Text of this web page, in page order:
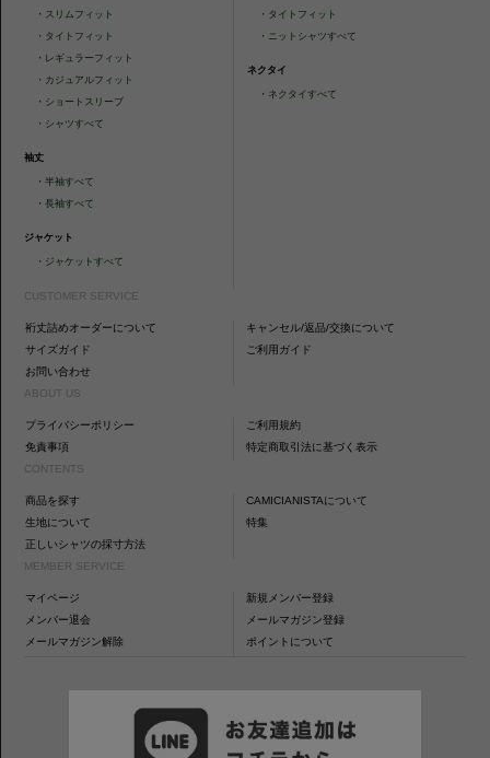
・ スリムフィット
・ タイトフィット
・ レギュラーフィット
・ カジュアルフィット
・ ショートスリーブ
・ シャツすべて
袖丈
・半袖すべて
・長袖すべて
ジャケット
・ ジャケットすべて
・ タイトフィット
・ ニットシャツすべて
ネクタイ
・ ネクタイすべて
CUSTOMER SERVICE
裄丈詰めオーダーについて
キャンセル/返品/交換について
サイズガイド
ご利用ガイド
お問い合わせ
ABOUT US
プライバシーポリシー
ご利用規約
免責事項
特定商取引法に基づく表示
CONTENTS
商品を探す
CAMICIANISTAについて
生地について
特集
正しいシャツの採寸方法
MEMBER SERVICE
マイページ
新規メンバー登録
メンバー退会
メールマガジン登録
メールマガジン解除
ポイントについて